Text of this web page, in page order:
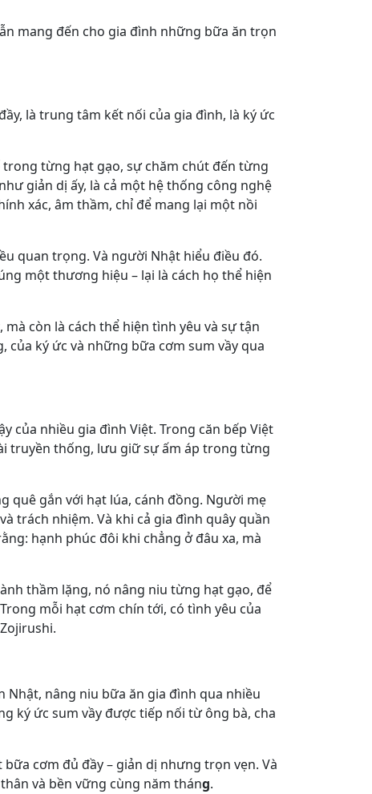
mang đến cho gia đình những bữa ăn trọn
là trung tâm kết nối của gia đình, là ký ức
từng hạt gạo, sự chăm chút đến từng
giản dị ấy, là cả một hệ thống công nghệ
xác, âm thầm, chỉ để mang lại một nồi
quan trọng. Và người Nhật hiểu điều đó.
một thương hiệu – lại là cách họ thể hiện
còn là cách thể hiện tình yêu và sự tận
của ký ức và những bữa cơm sum vầy qua
của nhiều gia đình Việt. Trong căn bếp Việt
truyền thống, lưu giữ sự ấm áp trong từng
quê gắn với hạt lúa, cánh đồng. Người mẹ
trách nhiệm. Và khi cả gia đình quây quần
hạnh phúc đôi khi chẳng ở đâu xa, mà
thầm lặng, nó nâng niu từng hạt gạo, để
mỗi hạt cơm chín tới, có tình yêu của
nâng niu bữa ăn gia đình qua nhiều
ký ức sum vầy được tiếp nối từ ông bà, cha
cơm đủ đầy – giản dị nhưng trọn vẹn. Và
và bền vững cùng năm tháng.